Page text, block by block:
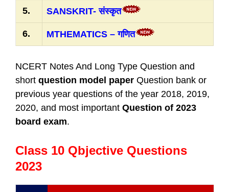
5. SANSKRIT- संस्कृत
6. MTHEMATICS – गणित
NCERT Notes And Long Type Question and
short question model paper Question bank or
previous year questions of the year 2018, 2019,
2020, and most important Question of 2023
board exam.
Class 10 Qbjective Questions
2023